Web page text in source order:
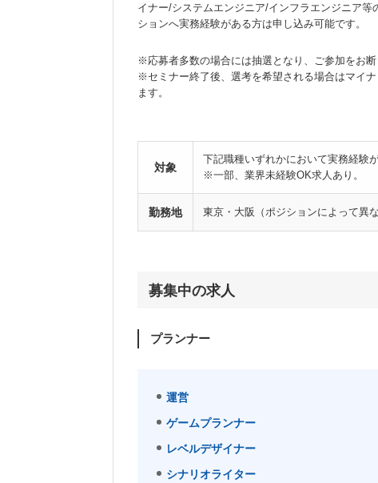
イナー/システムエンジニア/インフラエンジニア
ションへ実務経験がある方は申し込み可能です。
※応募者多数の場合には抽選となり、ご参加をお断
※セミナー終了後、選考を希望される場合はマイ
ます。
対象
下記職種いずれかにおいて実務経験
※一部、業界未経験OK求人あり。
勤務地 東京・大阪（ポジションによって異な
募集中の求人
プランナー
運営
ゲームプランナー
レベルデザイナー
シナリオライター